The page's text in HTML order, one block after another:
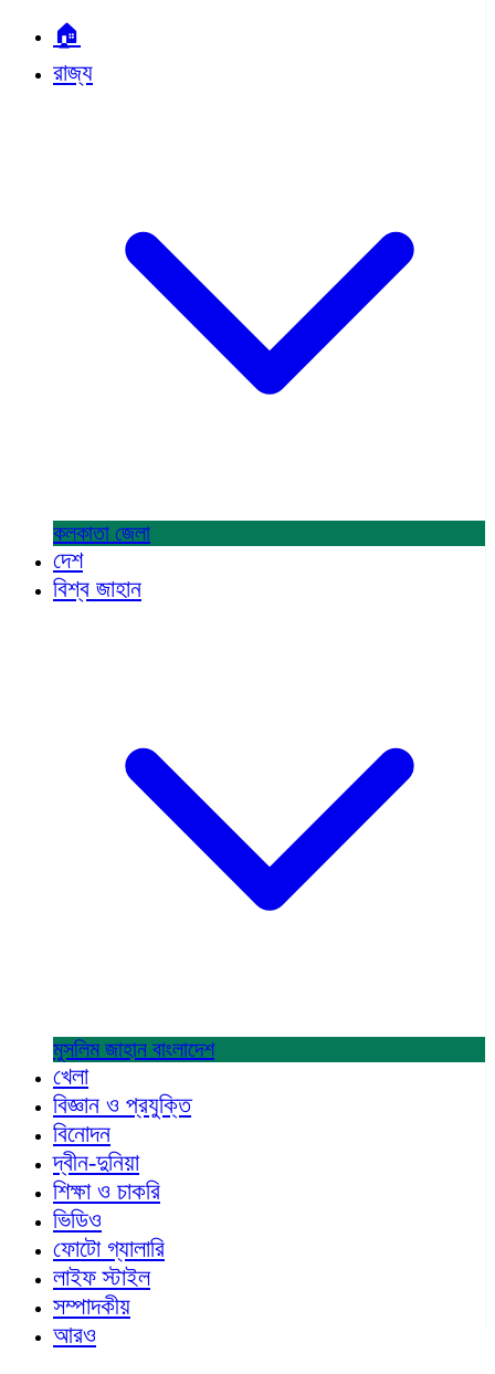
🏠︎
রাজ্য
কলকাতা জেলা
দেশ
বিশ্ব জাহান
মুসলিম জাহান বাংলাদেশ
খেলা
বিজ্ঞান ও প্রযুক্তি
বিনোদন
দ্বীন-দুনিয়া
শিক্ষা ও চাকরি
ভিডিও
ফোটো গ্যালারি
লাইফ স্টাইল
সম্পাদকীয়
আরও